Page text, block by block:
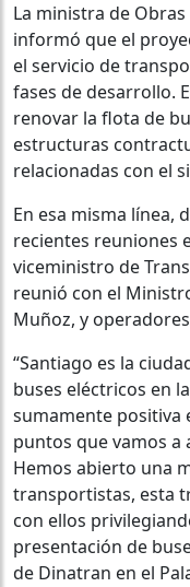
La ministra de
informó que el
el servicio de
fases de desarrollo.
renovar la flota de
estructuras
relacionadas con el
En esa misma línea,
recientes reuniones
viceministro de
reunió con el
Muñoz, y
“Santiago es la
buses eléctricos en
sumamente positiva
puntos que vamos a
Hemos abierto una
transportistas, esta
con ellos
presentación de
de Dinatran en el